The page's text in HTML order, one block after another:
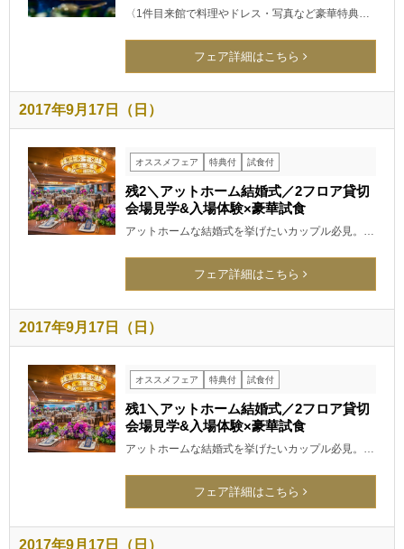
〈1件目来館で料理やドレス・写真など豪華特典…
フェア詳細はこちら
2017年9月17日（日）
オススメフェア 特典付 試食付
残2＼アットホーム結婚式／2フロア貸切
会場見学&入場体験×豪華試食
アットホームな結婚式を挙げたいカップル必見。…
フェア詳細はこちら
2017年9月17日（日）
オススメフェア 特典付 試食付
残1＼アットホーム結婚式／2フロア貸切
会場見学&入場体験×豪華試食
アットホームな結婚式を挙げたいカップル必見。…
フェア詳細はこちら
2017年9月17日（日）